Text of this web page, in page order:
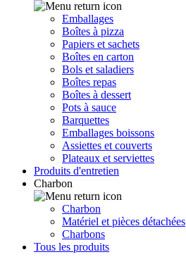
Emballages
Boîtes à pizza
Papiers et sachets
Boîtes en carton
Bols et saladiers
Boîtes repas
Boîtes à dessert
Pots à sauce
Barquettes
Emballages boissons
Assiettes et couverts
Plateaux et serviettes
Produits d'entretien
Charbon
Charbon
Matériel et pièces détachées
Charbons
Tous les produits